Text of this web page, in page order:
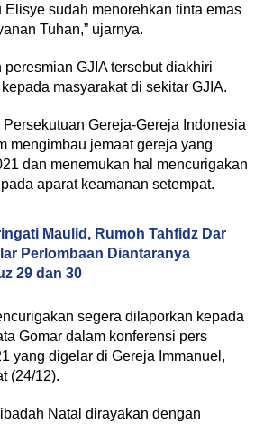
Elisye sudah menorehkan tinta emas
Tuhan,” ujarnya.
GJIA tersebut diakhiri
masyarakat di sekitar GJIA.
Gereja-Gereja Indonesia
mengimbau jemaat gereja yang
dan menemukan hal mencurigakan
aparat keamanan setempat.
Maulid, Rumoh Tahfidz Dar
Perlombaan Diantaranya
29 dan 30
segera dilaporkan kepada
Gomar dalam konferensi pers
yang digelar di Gereja Immanuel,
(24/12).
Natal dirayakan dengan